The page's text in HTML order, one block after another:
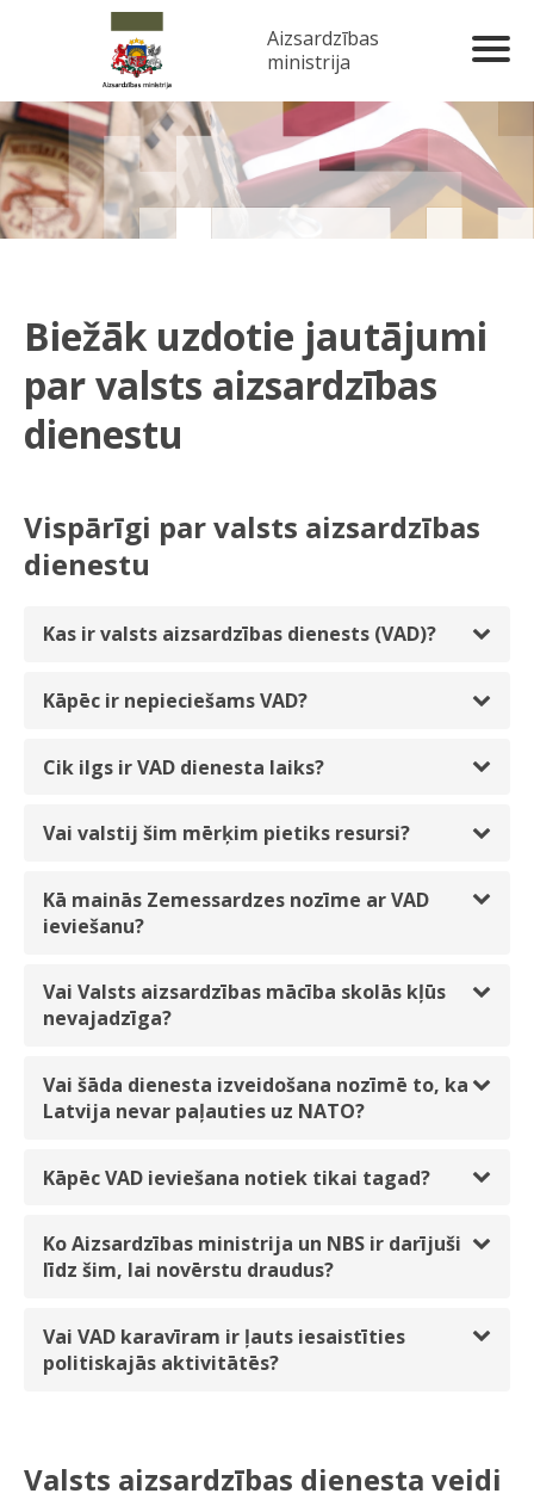
Aizsardzības
ministrija
Biežāk uzdotie jautājumi
par valsts aizsardzības
dienestu
Vispārīgi par valsts aizsardzības
dienestu
Kas ir valsts aizsardzības dienests (VAD)?
Kāpēc ir nepieciešams VAD?
Cik ilgs ir VAD dienesta laiks?
Vai valstij šim mērķim pietiks resursi?
Kā mainās Zemessardzes nozīme ar VAD
ieviešanu?
Vai Valsts aizsardzības mācība skolās kļūs
nevajadzīga?
Vai šāda dienesta izveidošana nozīmē to, ka
Latvija nevar paļauties uz NATO?
Kāpēc VAD ieviešana notiek tikai tagad?
Ko Aizsardzības ministrija un NBS ir darījuši
līdz šim, lai novērstu draudus?
Vai VAD karavīram ir ļauts iesaistīties
politiskajās aktivitātēs?
Valsts aizsardzības dienesta veidi